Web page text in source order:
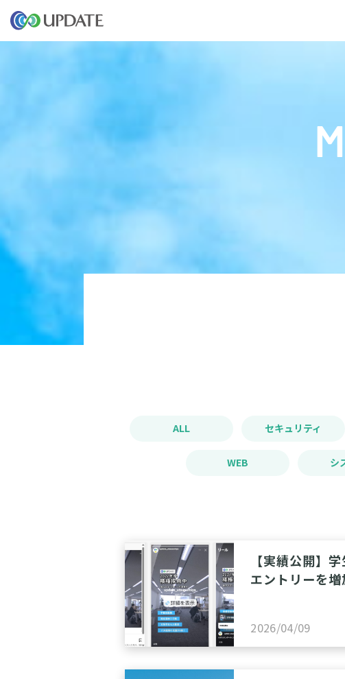
ALL セキュリティ
WEB シ
【実績公開】
エントリーを
2026/04/09